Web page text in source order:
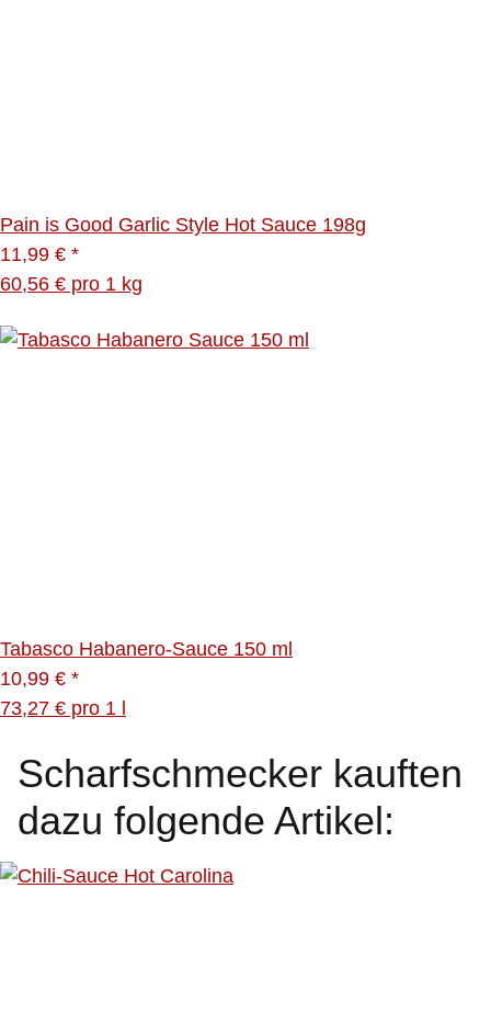
Pain is Good Garlic Style Hot Sauce 198g
11,99 € *
60,56 € pro 1 kg
Tabasco Habanero-Sauce 150 ml
10,99 € *
73,27 € pro 1 l
Scharfschmecker kauften
dazu folgende Artikel: